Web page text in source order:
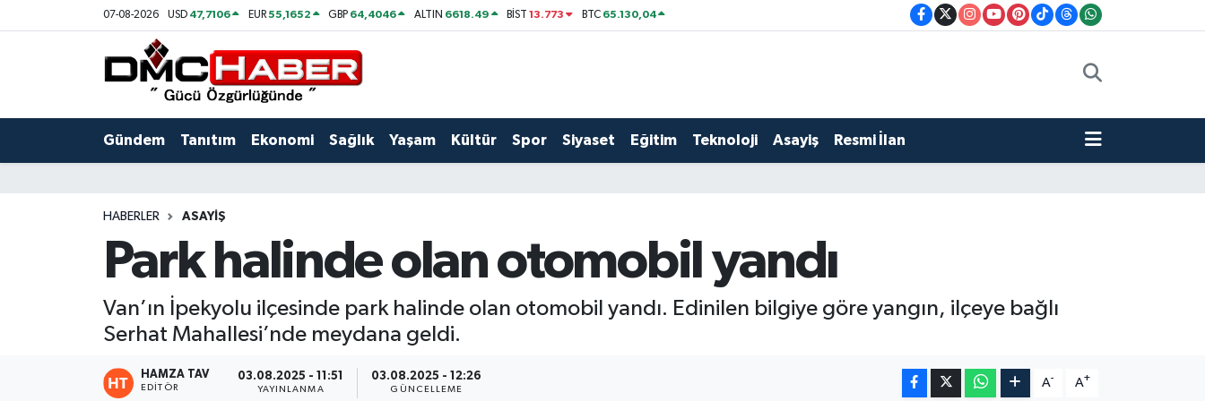
07-08-2026 USD 47,7106 EUR55,1652 GBP 64,4046 ALTIN 6618.49 BİST13.773 BTC 65.130,04
Gündem Tanıtım Ekonomi Sağlık Yaşam Kültür Spor Siyaset Eğitim Teknoloji Asayiş Resmi İlan
HABERLER ASAYIŞ
Park halinde olan otomobil yandı
Van’ın İpekyolu ilçesinde park halinde olan otomobil yandı. Edinilen bilgiye göre yangın, ilçeye bağlı
Serhat Mahallesi’nde meydana geldi.
HAMZA TAV
EDITÖR
03.08.2025 - 11:51
YAYINLANMA
03.08.2025 - 12:26
GÜNCELLEME
A- A+
Gündem
Siyaset
Nöbetçi Eczaneler
Tüm Manşetler
Son Dakika Haberleri
Haber Arşivi